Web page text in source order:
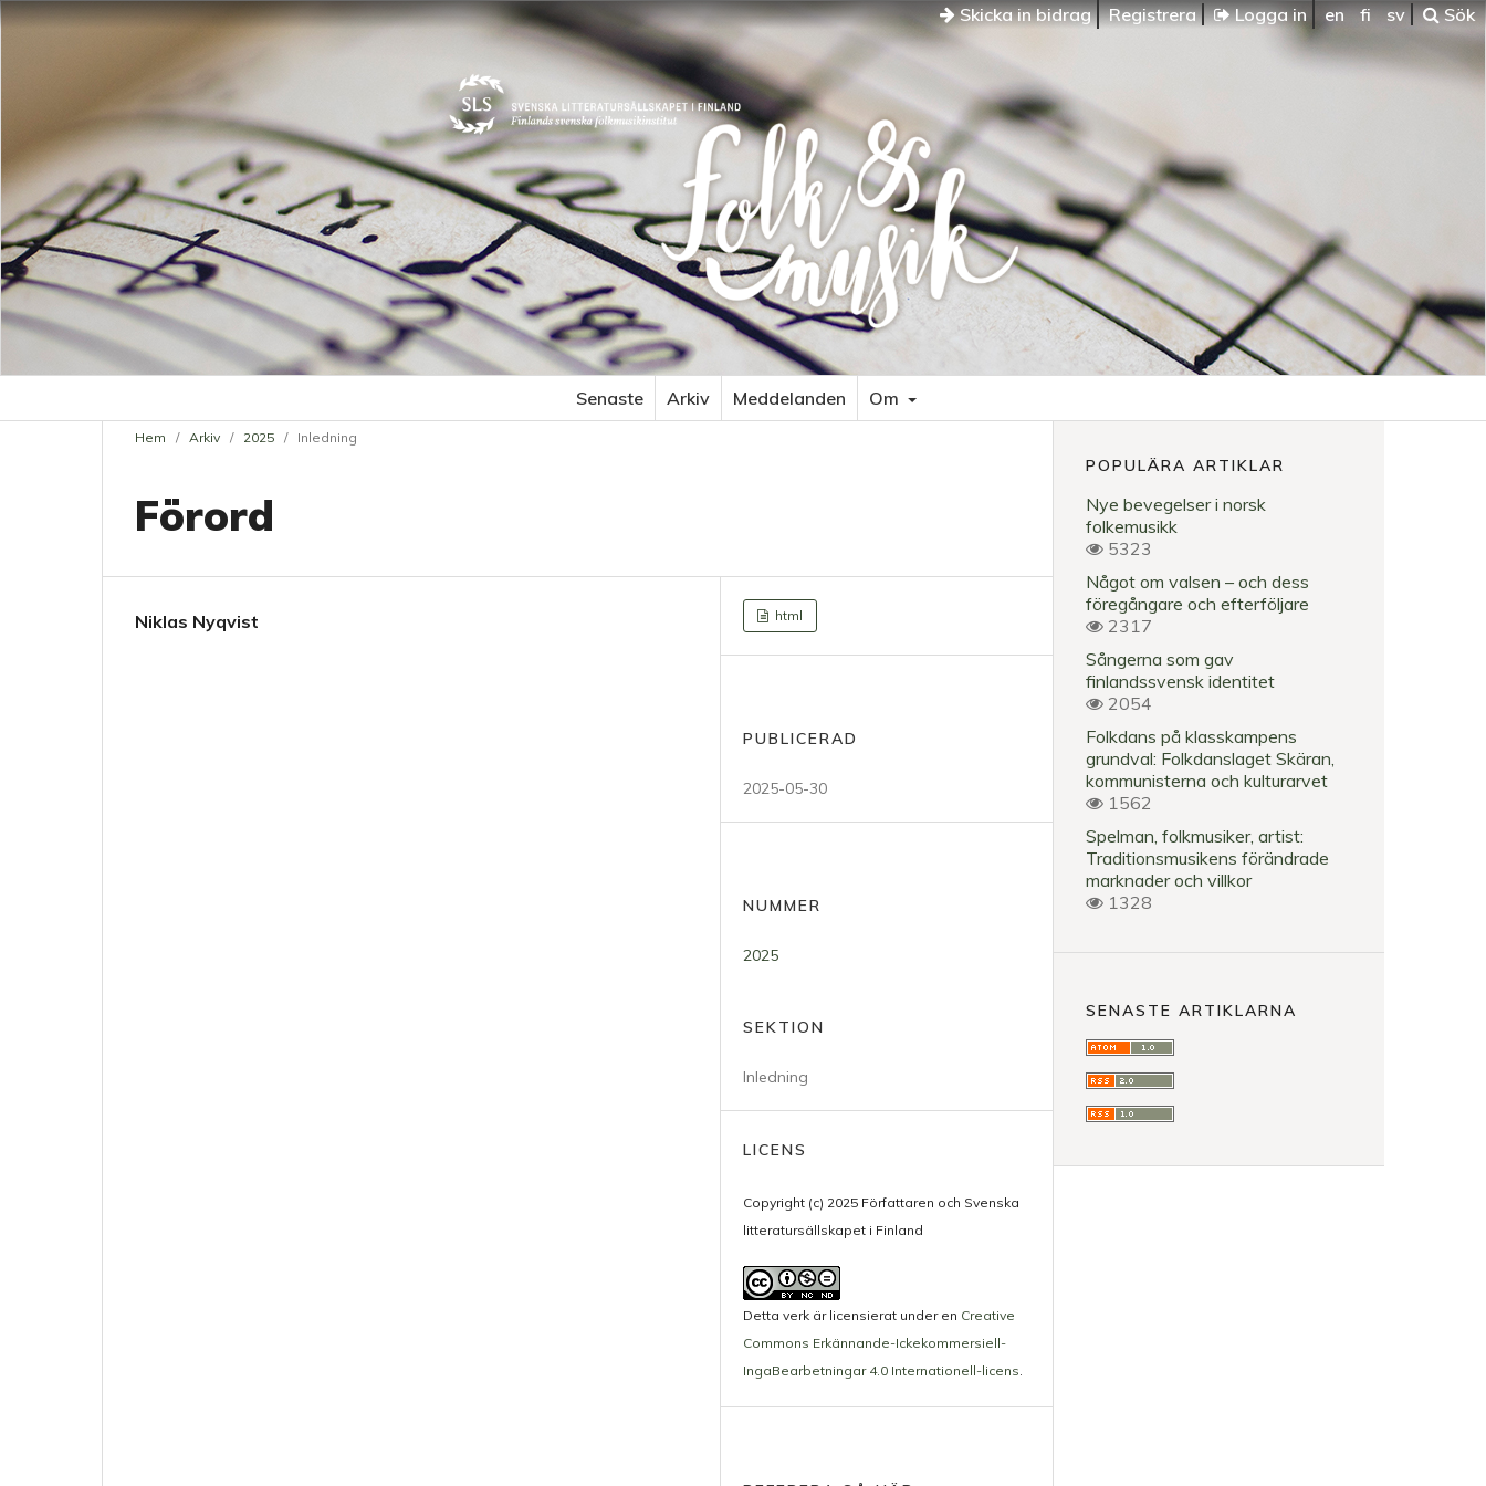
Skicka in bidrag Registrera Logga in en fi sv Sök
Senaste Arkiv Meddelanden Om
Hem / Arkiv / 2025 / Inledning
Förord
Niklas Nyqvist html
PUBLICERAD
2025-05-30
NUMMER
2025
SEKTION
Inledning
LICENS
Copyright (c) 2025 Författaren och Svenska
litteratursällskapet i Finland
Detta verk är licensierat under en Creative
Commons Erkännande-Ickekommersiell-
IngaBearbetningar 4.0 Internationell-licens.
POPULÄRA ARTIKLAR
Nye bevegelser i norsk
folkemusikk
5323
Något om valsen – och dess
föregångare och efterföljare
2317
Sångerna som gav
finlandssvensk identitet
2054
Folkdans på klasskampens
grundval: Folkdanslaget Skäran,
kommunisterna och kulturarvet
1562
Spelman, folkmusiker, artist:
Traditionsmusikens förändrade
marknader och villkor
1328
SENASTE ARTIKLARNA